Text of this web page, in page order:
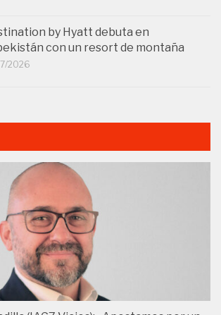
by Hyatt debuta en
con un resort de montaña
2026